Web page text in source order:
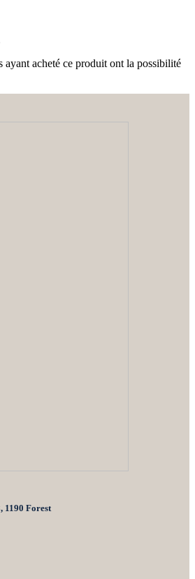
ayant acheté ce produit ont la possibilité
1190 Forest